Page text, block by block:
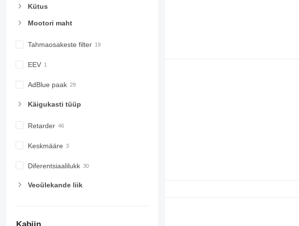
Kütus
Mootori maht
Tahmaosakeste filter
EEV
AdBlue paak
Käigukasti tüüp
Retarder
Keskmääre
Diferentsiaalilukk
Veoülekande liik
Kabiin